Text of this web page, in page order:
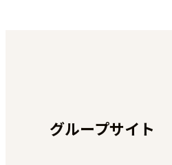
グループサイト